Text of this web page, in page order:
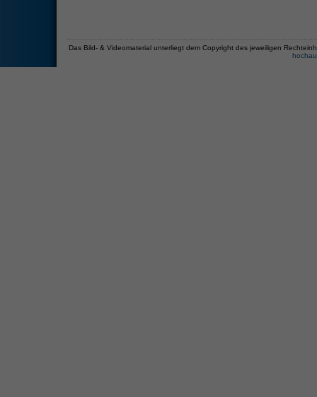
Das Bild- & Videomaterial unterliegt dem Copyright des jeweiligen